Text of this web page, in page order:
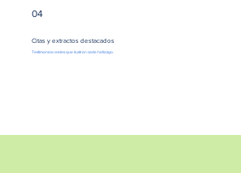
04
Citas y extractos destacados
Testimonios reales que ilustran cada hallazgo.